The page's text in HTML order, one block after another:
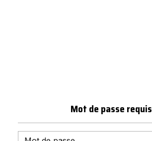
Mot de passe requis